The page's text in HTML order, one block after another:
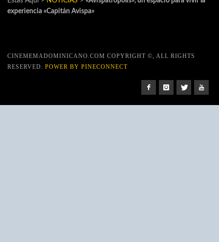
experiencia «Capitán Avispa»
CINEMEMADOMINICANO.COM COPYRIGHT ©, ALL RIGHTS
RESERVED. POWER BY PINECONNECT